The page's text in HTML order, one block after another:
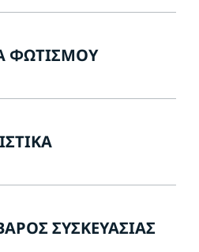
ΦΩΤΙΣΜΟΎ
ΣΥΣΚΕΥΑΣΊΑΣ